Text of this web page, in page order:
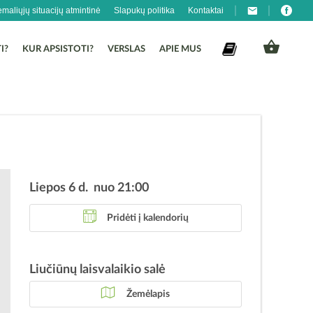
situacijų atmintinė Slapukų politika Kontaktai
KUR APSISTOTI? VERSLAS APIE MUS
Liepos 6 d. nuo 21:00
Pridėti į kalendorių
Liučiūnų laisvalaikio salė
Žemėlapis